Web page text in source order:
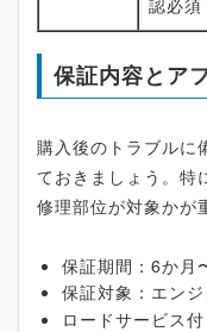
保証内容とア
購入後のトラブルに
ておきましょう。特
修理部位が対象かが
保証期間：6か月
保証対象：エン
ロードサービス